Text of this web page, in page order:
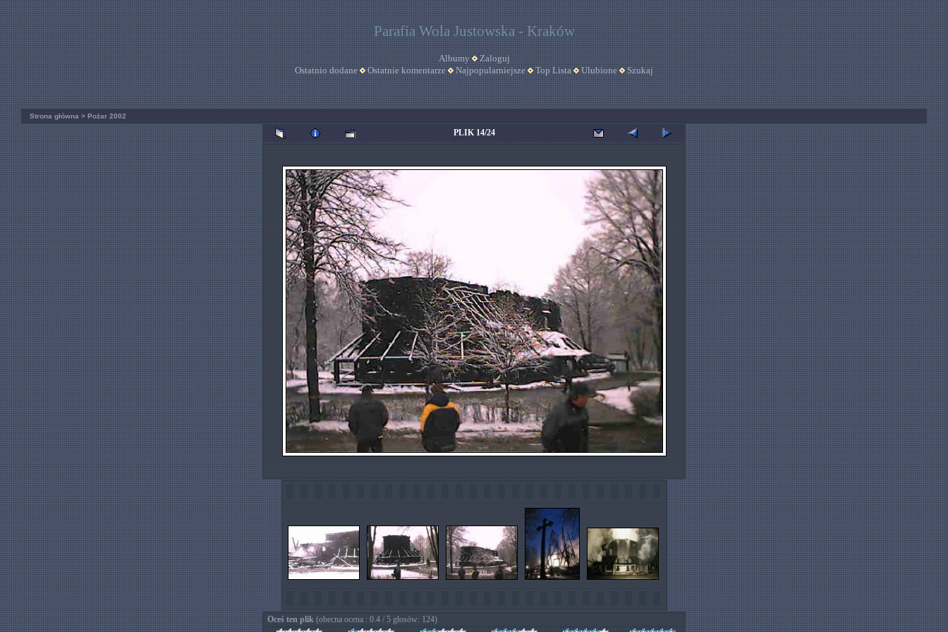
Parafia Wola Justowska - Kraków
Albumy
Zaloguj
Ostatnio dodane
Ostatnie komentarze Najpopularniejsze Top Lista Ulubione Szukaj
Strona główna > Pożar 2002
PLIK 14/24
Oceś ten plik (obecna ocena : 0.4 / 5 głosów: 124)